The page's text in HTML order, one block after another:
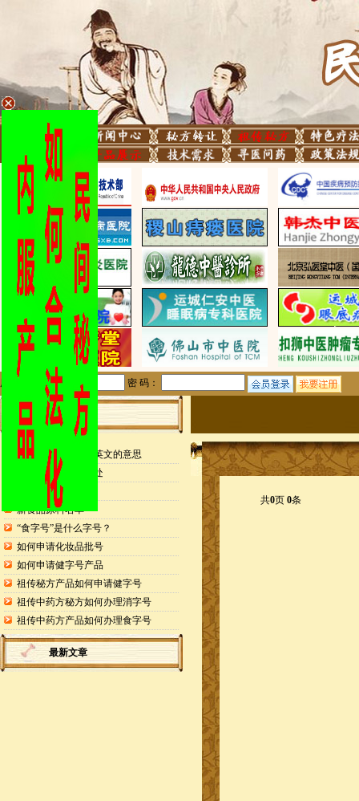
用户名： 密 码：
站内公告
检测报告封面缩写英文的意思
申请专利的25个好处
药食同源目录
新食品原料名单
“食字号”是什么字号？
如何申请化妆品批号
如何申请健字号产品
祖传秘方产品如何申请健字号
祖传中药方秘方如何办理消字号
祖传中药方产品如何办理食字号
最新文章
共0页 0条